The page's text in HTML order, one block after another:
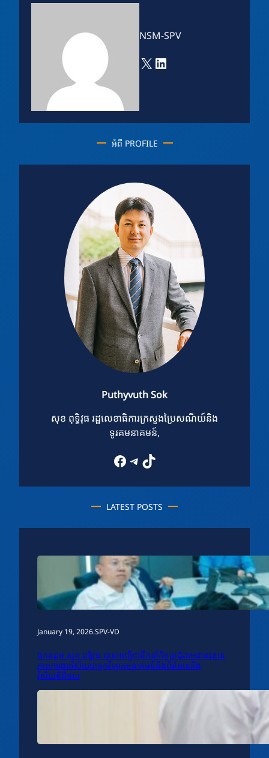
NSM-SPV
X LinkedIn
អំពី PROFILE
Puthyvuth Sok
សុខ ពុទ្ធិវុធ រដ្ឋលេខាធិការក្រសួងប្រៃសណីយ៍និង
ទូរគមនាគមន៍,
Facebook Telegram TikTok
LATEST POSTS
January 19, 2026.SPV-VD
ឯកឧត្តម សុខ ពុទ្ធិវុធ បានអញ្ជើញដឹកនាំកិច្ចប្រជុំតាមដានវឌ្ឍន
ភាពការងារវិស័យបច្ចេកវិទ្យាគមនាគមន៍និងព័ត៌មាននិង
វិស័យឌីជីថល